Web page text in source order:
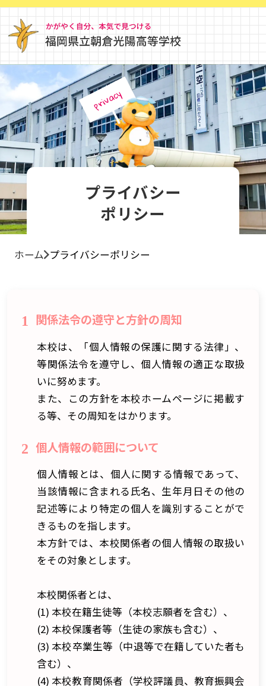
privacy
プライバシー
ポリシー
ホーム プライバシーポリシー
1 関係法令の遵守と方針の周知
本校は、「個人情報の保護に関する法律」、
等関係法令を遵守し、個人情報の適正な取扱
いに努めます。
また、この方針を本校ホームページに掲載す
る等、その周知をはかります。
2 個人情報の範囲について
個人情報とは、個人に関する情報であって、
当該情報に含まれる氏名、生年月日その他の
記述等により特定の個人を識別することがで
きるものを指します。
本方針では、本校関係者の個人情報の取扱い
をその対象とします。
本校関係者とは、
(1) 本校在籍生徒等（本校志願者を含む）、
(2) 本校保護者等（生徒の家族も含む）、
(3) 本校卒業生等（中退等で在籍していた者も
含む）、
(4) 本校教育関係者（学校評議員、教育振興会